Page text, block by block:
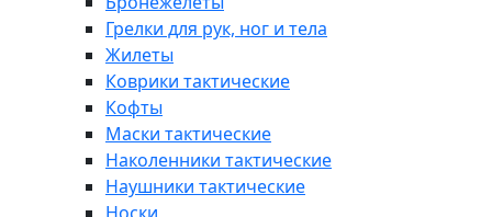
Грелки для рук, ног и тела
Жилеты
Коврики тактические
Кофты
Маски тактические
Наколенники тактические
Наушники тактические